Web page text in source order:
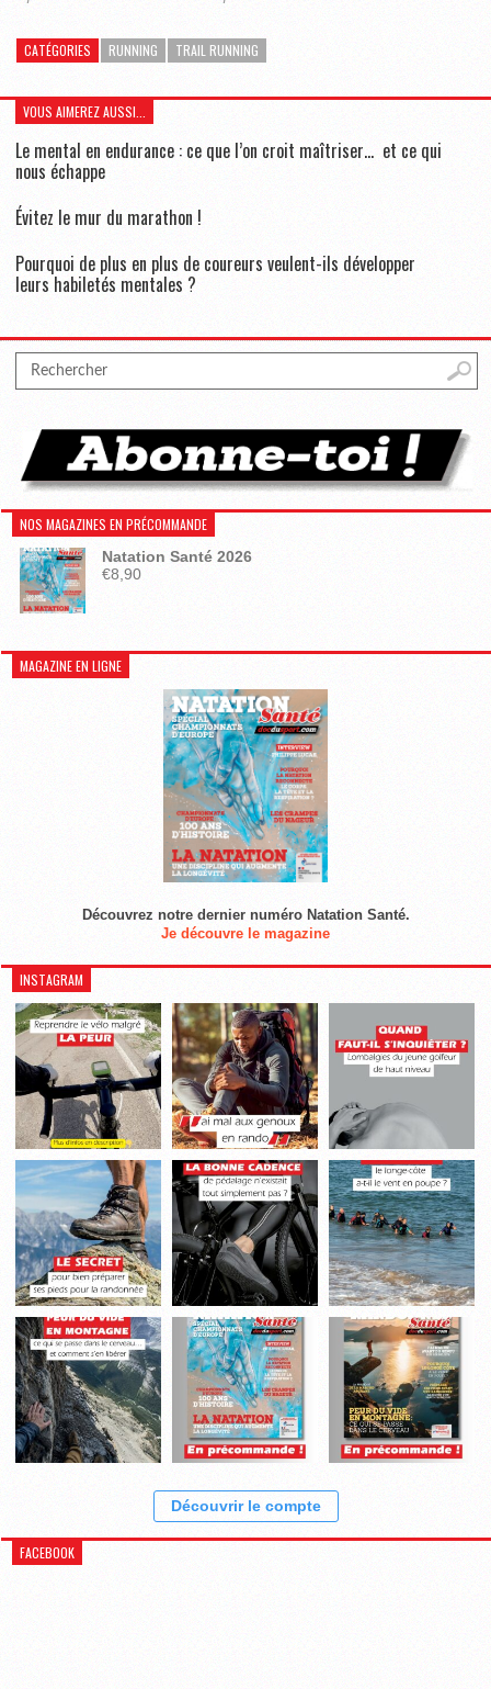
CATÉGORIES RUNNING TRAIL RUNNING
VOUS AIMEREZ AUSSI...
Le mental en endurance : ce que l’on croit maîtriser… et ce qui
nous échappe
Évitez le mur du marathon !
Pourquoi de plus en plus de coureurs veulent-ils développer
leurs habiletés mentales ?
NOS MAGAZINES EN PRÉCOMMANDE
Natation Santé 2026
€8,90
MAGAZINE EN LIGNE
Découvrez notre dernier numéro Natation Santé.
Je découvre le magazine
INSTAGRAM
Découvrir le compte
FACEBOOK